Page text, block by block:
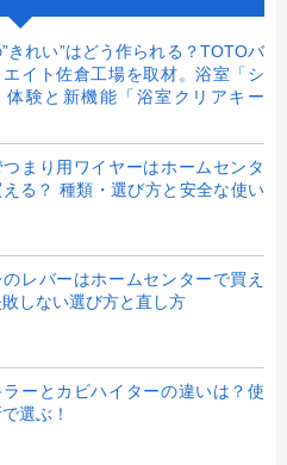
きれい”はどう作られる？TOTOバ
エイト佐倉工場を取材。浴室「シ
体験と新機能「浴室クリアキー
つまり用ワイヤーはホームセンタ
える？ 種類・選び方と安全な使い
のレバーはホームセンターで買え
しない選び方と直し方
ラーとカビハイターの違いは？使
選ぶ！